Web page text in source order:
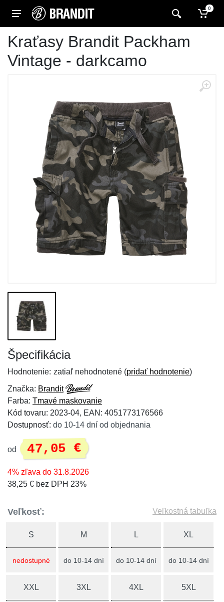
0
Kraťasy Brandit Packham
Vintage - darkcamo
Špecifikácia
Hodnotenie: zatiaľ nehodnotené (pridať hodnotenie)
Značka: Brandit
Farba: Tmavé maskovanie
Kód tovaru: 2023-04, EAN: 4051773176566
Dostupnosť: do 10-14 dní od objednania
od 47,05 €
4% zľava do 31.8.2026
38,25 € bez DPH 23%
Veľkosť: Veľkostná tabuľka
S
nedostupné
M
do 10-14 dní
L
do 10-14 dní
XL
do 10-14 dní
XXL 3XL 4XL 5XL